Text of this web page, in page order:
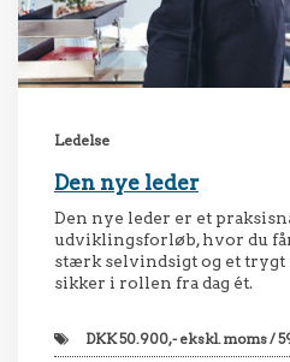
Ledelse
Den nye leder
Den nye leder er et
udviklingsforløb, hvor du
stærk selvindsigt og et trygt
sikker i rollen fra dag ét.
DKK50.900,- ekskl. moms /